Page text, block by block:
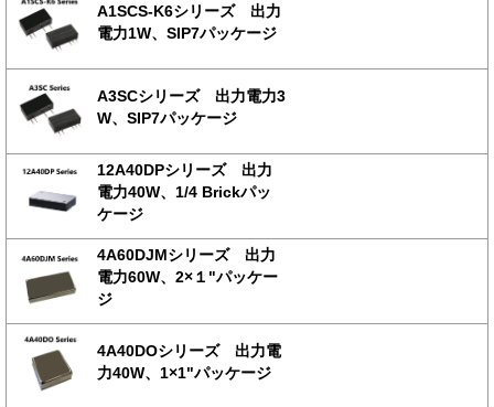
A1SCS-K6シリーズ 出力
電力1W、SIP7パッケージ
A3SCシリーズ 出力電力3
W、SIP7パッケージ
12A40DPシリーズ 出力
電力40W、1/4 Brickパッ
ケージ
4A60DJMシリーズ 出力
電力60W、2×１"パッケー
ジ
4A40DOシリーズ 出力電
力40W、1×1"パッケージ